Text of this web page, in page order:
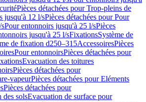
Pièces détachées pour Trop-pleins de
jusqu'à 12 l/sPièces détachées pour Pour
Pour entonnoirs jusqu'à 25 l/sPièces
jusqu'à 25 l/sFixationsSystème de
de fixation d250–315AccessoiresPièces
Pour entonnoirsPièces détachées pour
Evacuation des toitures
Pièces détachées pour
vapeurPièces détachées pour Eléments
Pièces détachées pour
des solsEvacuation de surface pour